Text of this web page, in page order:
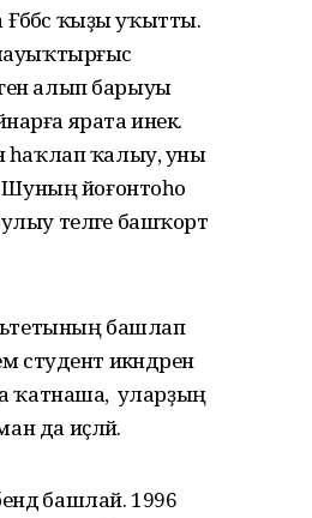
Ғәббәс ҡыҙы уҡытты.
алып барыуы
ярата инек.
һаҡлап ҡалыу, уны
Шуның йоғонтоһо
теләге башҡорт
башлап
студент икәндәрен
ҡатнаша, ә уларҙың
да иҫләй.
башлай. 1996